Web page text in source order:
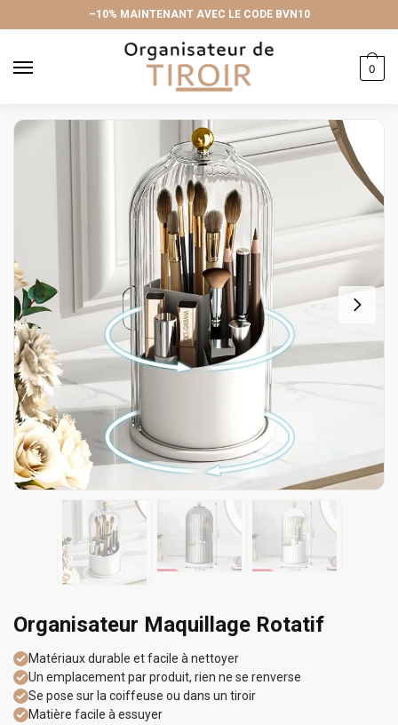
to
to
–10% MAINTENANT AVEC LE CODE BVN10
0
Organisateur Maquillage Rotatif
Matériaux durable et facile à nettoyer
Un emplacement par produit, rien ne se renverse
Se pose sur la coiffeuse ou dans un tiroir
Matière facile à essuyer